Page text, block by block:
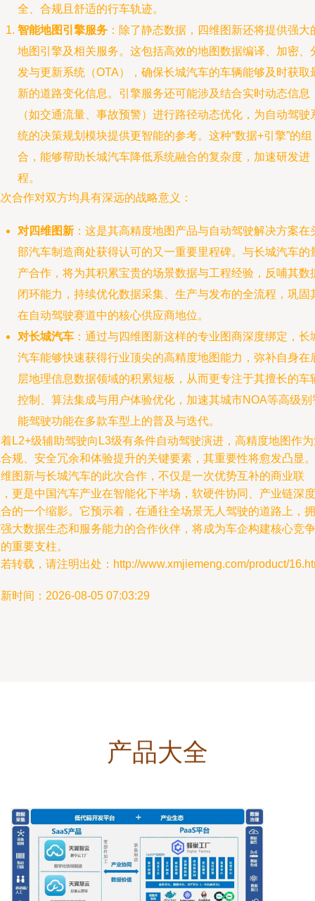
全、合规且舒适的行车轨迹。
智能地图引擎服务 ：除了静态数据，四维图新还将提供强大
地图引擎及相关服务。这包括高效的地图数据编译、加密、
发与更新系统（OTA），确保长城汽车的车辆能够及时获取
新的道路变化信息。引擎服务还可能涉及结合实时动态信息
（如交通流量、事故预警）进行路径动态优化，为自动驾驶
统的决策规划模块提供更智能的参考。这种“数据+引擎”的组
合，能够帮助长城汽车降低系统融合的复杂度，加速研发进
程。
合作对双方均具有深远的战略意义：
对四维图新 ：这是其高精度地图产品与自动驾驶解决方案在
部汽车制造商处获得认可的又一重要里程碑。与长城汽车的
产合作，将为其积累宝贵的场景数据与工程经验，反哺其数
闭环能力，持续优化数据采集、生产与发布的全流程，巩固
在自动驾驶赛道中的核心供应商地位。
对长城汽车 ：通过与四维图新这样的专业图商深度绑定，长
汽车能够快速获得行业顶尖的高精度地图能力，弥补自身在
层地理信息数据领域的积累短板，从而更专注于其擅长的车
控制、算法集成与用户体验优化，加速其城市NOA等高级别
能驾驶功能在多款车型上的普及与迭代。
L2+级辅助驾驶向L3级有条件自动驾驶演进，高精度地图作
规、安全冗余和体验提升的关键要素，其重要性将愈发凸显。
图新与长城汽车的此次合作，不仅是一次优势互补的商业联
更是中国汽车产业在智能化下半场，软硬件协同、产业链深度
的一个缩影。它预示着，在通往全场景无人驾驶的道路上，拥
大数据生态和服务能力的合作伙伴，将成为车企构建核心竞争
重要支柱。
转载，请注明出处：http://www.xmjiemeng.com/product/
时间：2026-08-05 07:03:29
产品大全